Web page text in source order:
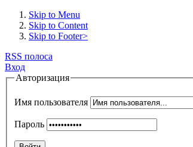
Skip to Menu
Skip to Content
Skip to Footer>
RSS полоса
Вход
Авторизация
Имя пользователя
Пароль